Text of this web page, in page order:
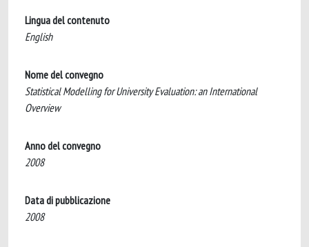
Lingua del contenuto
English
Nome del convegno
Statistical Modelling for University Evaluation: an International
Overview
Anno del convegno
2008
Data di pubblicazione
2008